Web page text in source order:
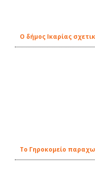
O δήμος Ικαρίας
To Γηροκομείο